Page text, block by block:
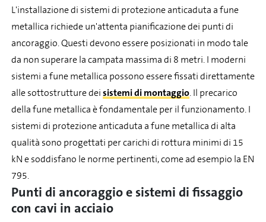
L'installazione di sistemi di protezione anticaduta a fune
metallica richiede un'attenta pianificazione dei punti di
ancoraggio. Questi devono essere posizionati in modo tale
da non superare la campata massima di 8 metri. I moderni
sistemi a fune metallica possono essere fissati direttamente
alle sottostrutture deisistemi di montaggio. Il precarico
della fune metallica è fondamentale per il funzionamento. I
sistemi di protezione anticaduta a fune metallica di alta
qualità sono progettati per carichi di rottura minimi di 15
kN e soddisfano le norme pertinenti, come ad esempio la EN
795.
Punti di ancoraggio e sistemi di fissaggio
con cavi in acciaio